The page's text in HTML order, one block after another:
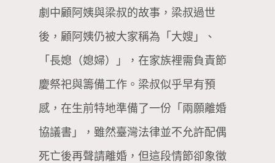
劇中顧阿姨與梁叔的故事，梁叔過世
後，顧阿姨仍被大家稱為「大嫂」、
「長媳（媳婦）」，在家族裡需負責節
慶祭祀與籌備工作。梁叔似乎早有預
感，在生前特地準備了一份「兩願離婚
協議書」，雖然臺灣法律並不允許配偶
死亡後再聲請離婚，但這段情節卻象徵